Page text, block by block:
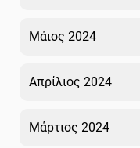
Μάιος 2024
Απρίλιος 2024
Μάρτιος 2024